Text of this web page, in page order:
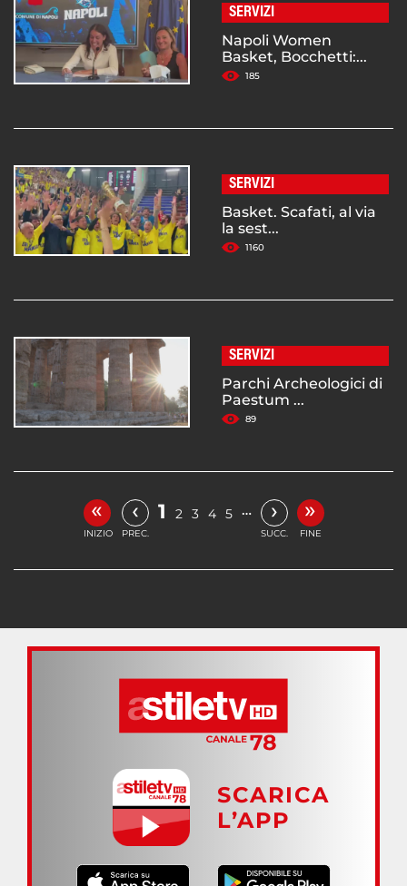
SERVIZI
Napoli Women
Basket, Bocchetti:...
185
SERVIZI
Basket. Scafati, al via
la sest...
1160
SERVIZI
Parchi Archeologici di
Paestum ...
89
«
INIZIO
‹
PREC.
1 2 3 4 5 … ›
SUCC.
»
FINE
SCARICA
L’APP